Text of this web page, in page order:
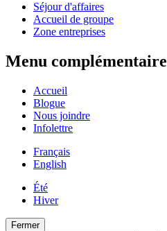
Séjour d'affaires
Accueil de groupe
Zone entreprises
Menu complémentaire
Accueil
Blogue
Nous joindre
Infolettre
Français
English
Été
Hiver
Fermer